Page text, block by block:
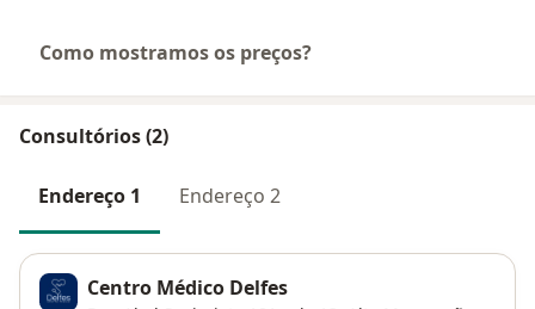
Como mostramos os preços?
Consultórios (2)
Endereço 1 Endereço 2
Centro Médico Delfes